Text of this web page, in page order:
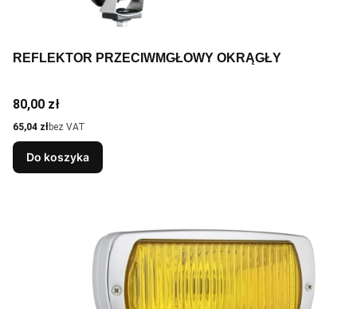
REFLEKTOR PRZECIWMGŁOWY OKRĄGŁY
Cena
80,00 zł
Cena
65,04 złbez VAT
Do koszyka